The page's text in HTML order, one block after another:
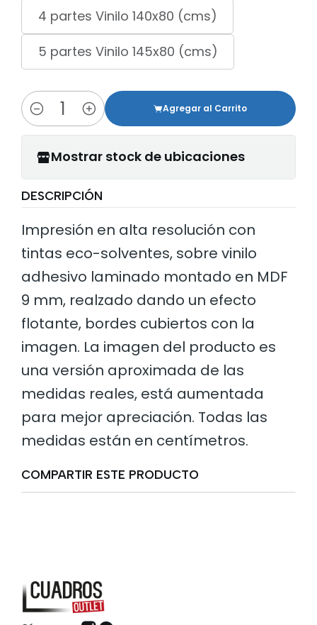
4 partes Vinilo 140x80 (cms)
5 partes Vinilo 145x80 (cms)
Cantidad
Agregar al Carrito
Mostrar stock de ubicaciones
DESCRIPCIÓN
Impresión en alta resolución con
tintas eco-solventes, sobre vinilo
adhesivo laminado montado en MDF
9 mm, realzado dando un efecto
flotante, bordes cubiertos con la
imagen. La imagen del producto es
una versión aproximada de las
medidas reales, está aumentada
para mejor apreciación. Todas las
medidas están en centímetros.
COMPARTIR ESTE PRODUCTO